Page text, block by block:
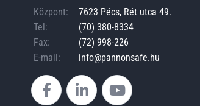
Központ:
7623 Pécs, Rét utca 49.
Tel:
(70) 380-8334
Fax:
(72) 998-226
E-mail:
info@pannonsafe.hu